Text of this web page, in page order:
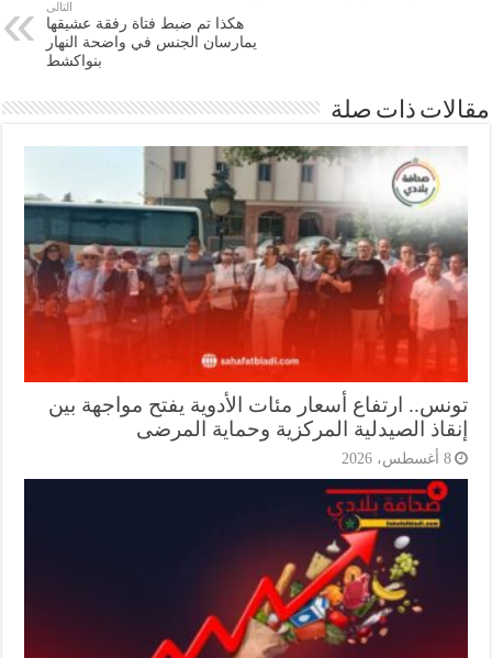
هكذا تم ضبط فتاة رفقة عشيقها
يمارسان الجنس في واضحة النهار
بنواكشط
ذات صلة
ارتفاع أسعار مئات الأدوية يفتح مواجهة بين
الصيدلية المركزية وحماية المرضى